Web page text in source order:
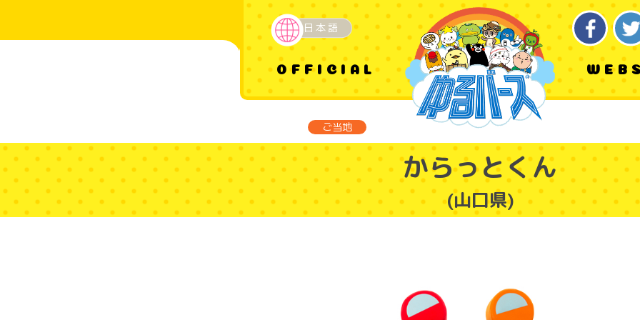
OFFICIAL
日本語
ご当地
からっとくん
(山口県)